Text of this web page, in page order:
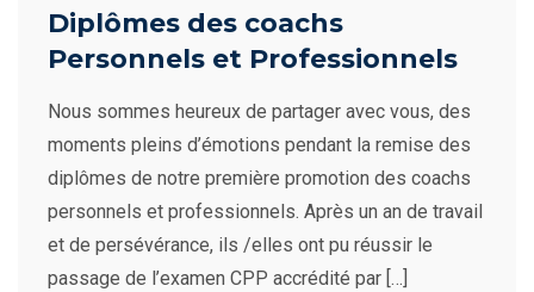
Diplômes des coachs
Personnels et Professionnels
Nous sommes heureux de partager avec vous, des
moments pleins d’émotions pendant la remise des
diplômes de notre première promotion des coachs
personnels et professionnels. Après un an de travail
et de persévérance, ils /elles ont pu réussir le
passage de l’examen CPP accrédité par […]